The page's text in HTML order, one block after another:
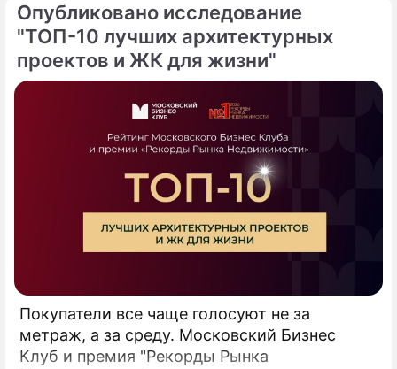
Опубликовано исследование
"ТОП-10 лучших архитектурных
проектов и ЖК для жизни"
Покупатели все чаще голосуют не за
метраж, а за среду. Московский Бизнес
Клуб и премия "Рекорды Рынка